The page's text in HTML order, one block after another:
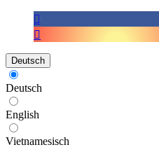
Deutsch
Deutsch
English
Vietnamesisch